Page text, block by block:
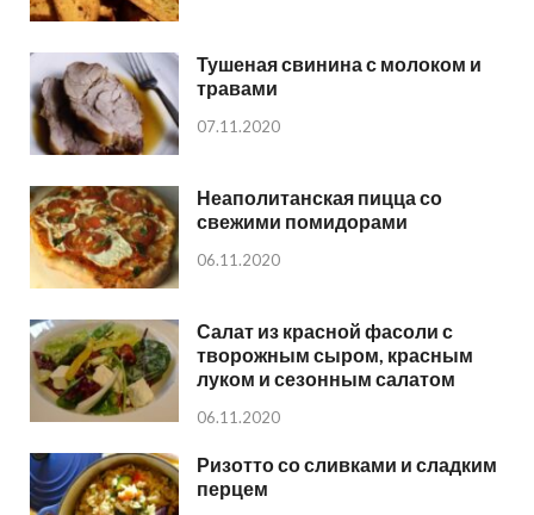
Тушеная свинина с молоком и
травами
07.11.2020
Неаполитанская пицца со
свежими помидорами
06.11.2020
Салат из красной фасоли с
творожным сыром, красным
луком и сезонным салатом
06.11.2020
Ризотто со сливками и сладким
перцем